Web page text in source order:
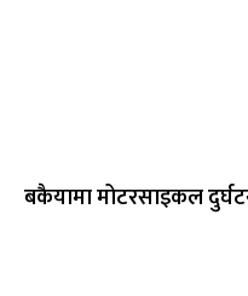
बकैयामा मोटरसाइकल